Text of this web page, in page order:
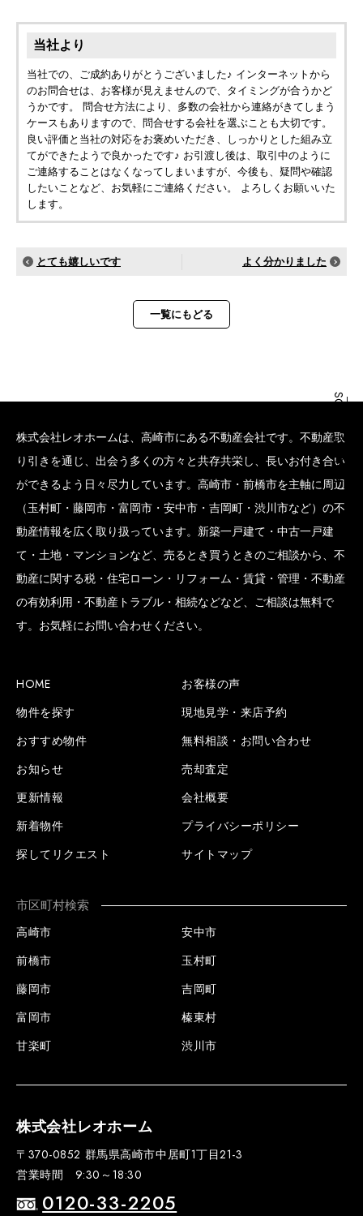
当社より
当社での、ご成約ありがとうございました♪ インターネットから
のお問合せは、お客様が見えませんので、タイミングが合うかど
うかです。 問合せ方法により、多数の会社から連絡がきてしまう
ケースもありますので、問合せする会社を選ぶことも大切です。
良い評価と当社の対応をお褒めいただき、しっかりとした組み立
てができたようで良かったです♪ お引渡し後は、取引中のように
ご連絡することはなくなってしまいますが、今後も、疑問や確認
したいことなど、お気軽にご連絡ください。 よろしくお願いいた
します。
とても嬉しいです よく分かりました
一覧にもどる
株式会社レオホームは、高崎市にある不動産会社です。不動産取
り引きを通じ、出会う多くの方々と共存共栄し、長いお付き合い
ができるよう日々尽力しています。高崎市・前橋市を主軸に周辺
（玉村町・藤岡市・富岡市・安中市・吉岡町・渋川市など）の不
動産情報を広く取り扱っています。新築一戸建て・中古一戸建
て・土地・マンションなど、売るとき買うときのご相談から、不
動産に関する税・住宅ローン・リフォーム・賃貸・管理・不動産
の有効利用・不動産トラブル・相続などなど、ご相談は無料で
す。お気軽にお問い合わせください。
HOME
物件を探す
おすすめ物件
お知らせ
更新情報
新着物件
探してリクエスト
お客様の声
現地見学・来店予約
無料相談・お問い合わせ
売却査定
会社概要
プライバシーポリシー
サイトマップ
市区町村検索
高崎市
前橋市
藤岡市
富岡市
甘楽町
安中市
玉村町
吉岡町
榛東村
渋川市
株式会社レオホーム
〒370-0852 群馬県高崎市中居町1丁目21-3
営業時間 9:30～18:30
0120-33-2205
SCROLL BOTTOM